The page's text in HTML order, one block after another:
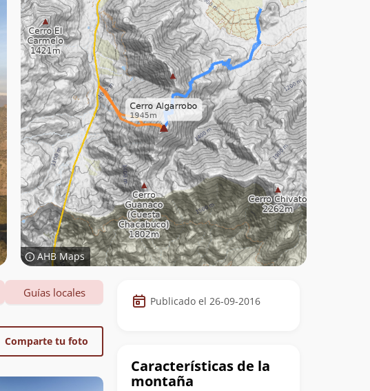
AHB Maps
Datos
de
cumbre
Publicado el 26-09-2016
Características de la
montaña
Guías locales
Comparte tu foto